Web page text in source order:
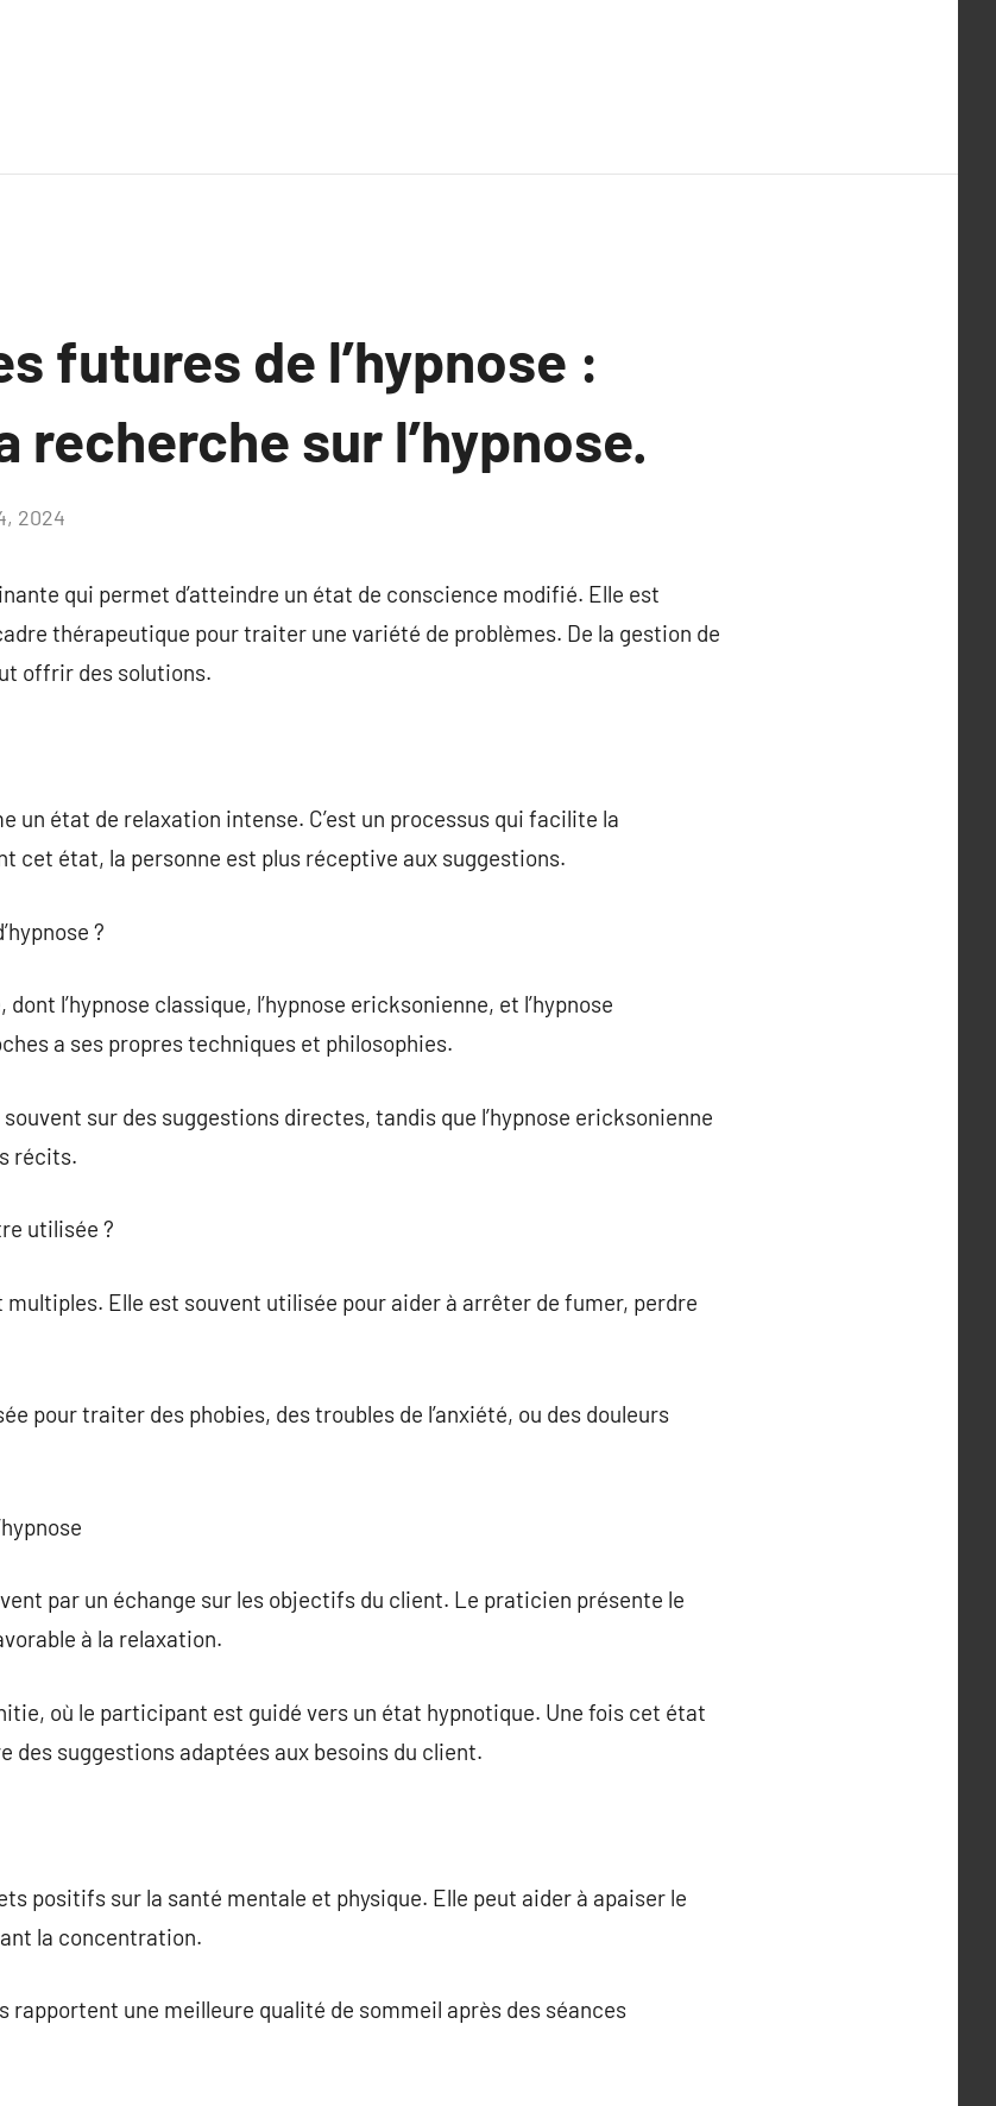
futures de l’hypnose :
recherche sur l’hypnose.
2024
qui permet d’atteindre un état de conscience modifié. Elle est
thérapeutique pour traiter une variété de problèmes. De la gestion de
offrir des solutions.
un état de relaxation intense. C’est un processus qui facilite la
cet état, la personne est plus réceptive aux suggestions.
?
l’hypnose classique, l’hypnose ericksonienne, et l’hypnose
a ses propres techniques et philosophies.
sur des suggestions directes, tandis que l’hypnose ericksonienne
récits.
utilisée ?
multiples. Elle est souvent utilisée pour aider à arrêter de fumer, perdre
pour traiter des phobies, des troubles de l’anxiété, ou des douleurs
par un échange sur les objectifs du client. Le praticien présente le
à la relaxation.
où le participant est guidé vers un état hypnotique. Une fois cet état
suggestions adaptées aux besoins du client.
positifs sur la santé mentale et physique. Elle peut aider à apaiser le
la concentration.
rapportent une meilleure qualité de sommeil après des séances